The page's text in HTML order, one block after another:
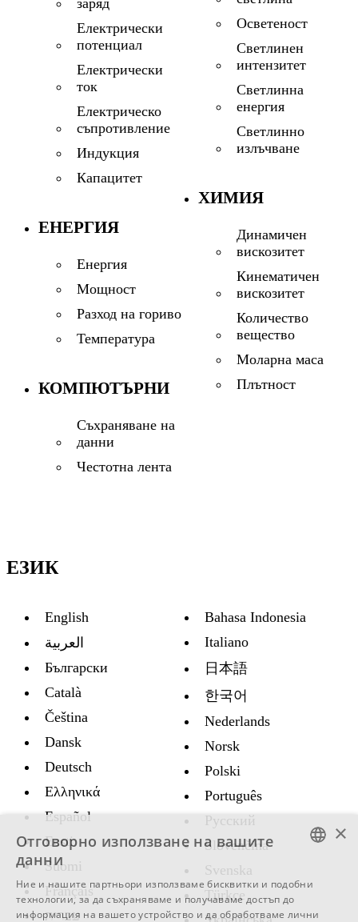
заряд
Електрически
потенциал
Електрически
ток
Електрическо
съпротивление
Индукция
Капацитет
ЕНЕРГИЯ
Енергия
Мощност
Разход на гориво
Температура
КОМПЮТЪРНИ
Съхраняване на
данни
Честотна лента
Осветеност
Светлинен
интензитет
Светлинна
енергия
Светлинно
излъчване
ХИМИЯ
Динамичен
вискозитет
Кинематичен
вискозитет
Количество
вещество
Моларна маса
Плътност
ЕЗИК
English
العربية
Български
Català
Čeština
Dansk
Deutsch
Ελληνικά
Español
Eesti
Suomi
Français
עברית
Bahasa Indonesia
Italiano
日本語
한국어
Nederlands
Norsk
Polski
Português
Русский
Slovenčina
Svenska
Türkçe
SWEDISH
×
Отговорно използване на вашите
данни
Ние и нашите партньори използваме бисквитки и подобни
технологии, за да съхраняваме и получаваме достъп до
информация на вашето устройство и да обработваме лични